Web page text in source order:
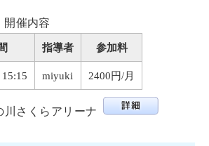
開催内容
指導者 参加料
miyuki 2400円/月
川さくらアリーナ